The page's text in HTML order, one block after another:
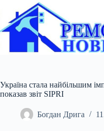
вмісту
Україна стала найбільшим
показав звіт SIPRI
Богдан Дрига